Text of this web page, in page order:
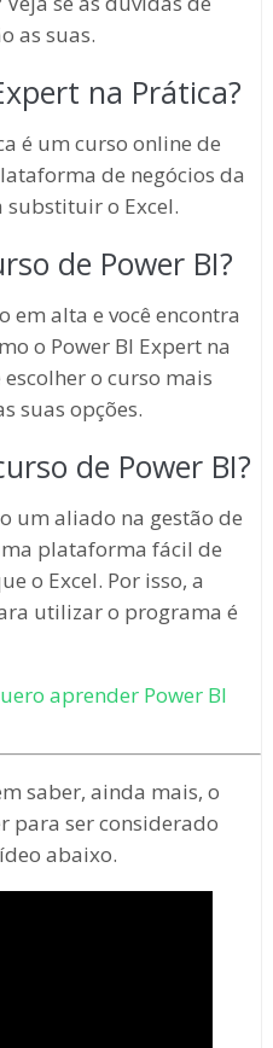
as suas.
na Prática?
é um curso online de
de negócios da
o Excel.
de Power BI?
em alta e você encontra
o Power BI Expert na
o curso mais
suas opções.
de Power BI?
um aliado na gestão de
plataforma fácil de
o Excel. Por isso, a
utilizar o programa é
aprender Power BI
saber, ainda mais, o
para ser considerado
abaixo.